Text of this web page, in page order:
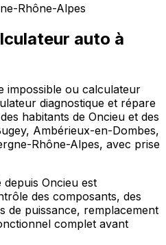
Rhône-Alpes
auto à
impossible ou calculateur
diagnostique et répare
habitants de Oncieu et des
Ambérieux-en-Dombes,
Rhône-Alpes, avec prise
Oncieu est
des composants, des
de puissance, remplacement
complet avant